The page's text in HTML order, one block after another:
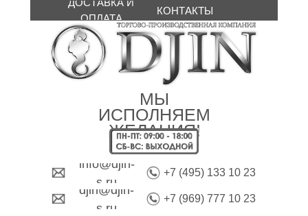
МЫ
ИСПОЛНЯЕМ
ЖЕЛАНИЯ!
+7 (969) 777 10 23
+7 (495) 133 10 23
ДОСТАВКА И
ОПЛАТА
КОНТАКТЫ
info@djin-
s.ru
djin@djin-
s.ru